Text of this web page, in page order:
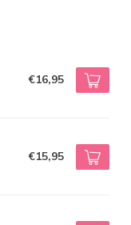
€16,95
€15,95